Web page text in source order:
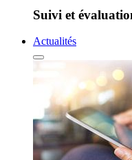
Suivi et
Actualités